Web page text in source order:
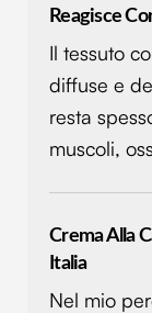
Reagisce
Il tessuto
diffuse e
resta
muscoli,
Crema Alla
Italia
Nel mio